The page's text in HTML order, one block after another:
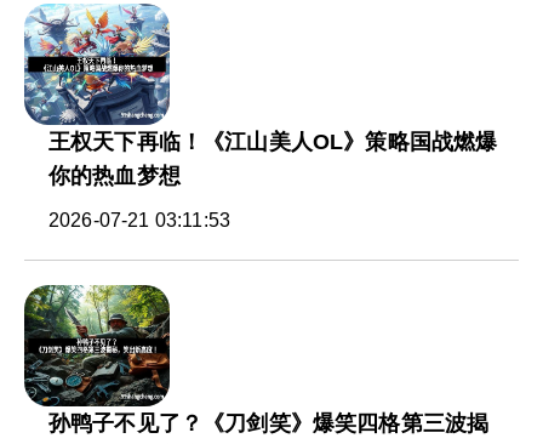
王权天下再临！《江山美人OL》策略国战燃爆
你的热血梦想
2026-07-21 03:11:53
孙鸭子不见了？《刀剑笑》爆笑四格第三波揭